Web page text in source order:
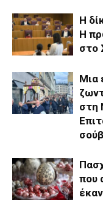
Η
Η
στο
Μια
στη
που